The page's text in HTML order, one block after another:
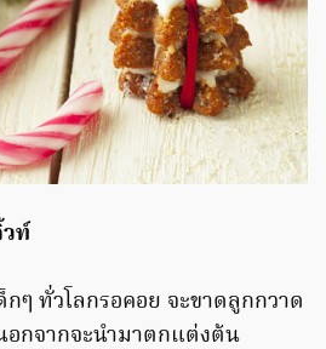
ท์
ๆ ทั่วโลกรอคอย จะขาดลูกกวาด
นอกจากจะนำมาตกแต่งต้น